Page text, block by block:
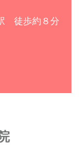
徒歩約８分